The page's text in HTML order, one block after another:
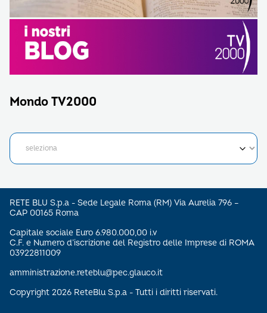
Mondo TV2000
RETE BLU S.p.a - Sede Legale Roma (RM) Via Aurelia 796 –
CAP 00165 Roma
Capitale sociale Euro 6.980.000,00 i.v
C.F. e Numero d’iscrizione del Registro delle Imprese di ROMA
03922811009
amministrazione.reteblu@pec.glauco.it
Copyright 2026 ReteBlu S.p.a - Tutti i diritti riservati.